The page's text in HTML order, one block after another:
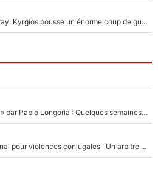
Victime de racisme contre Murray, Kyrgios pousse un énorme coup de gueule !
Medhi Benatia s'est «senti trahi» par Pablo Longoria : Quelques semaines après son départ, l'ancien directeur de football de l'OM règle ses comptes
Des terrains de Ligue 1 au tribunal pour violences conjugales : Un arbitre français encourt une peine de 18 mois de prison !